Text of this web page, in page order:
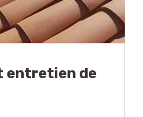
entretien de